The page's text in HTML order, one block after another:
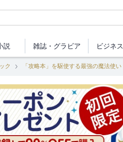
説 雑誌・ グラビア ビジネス
ク